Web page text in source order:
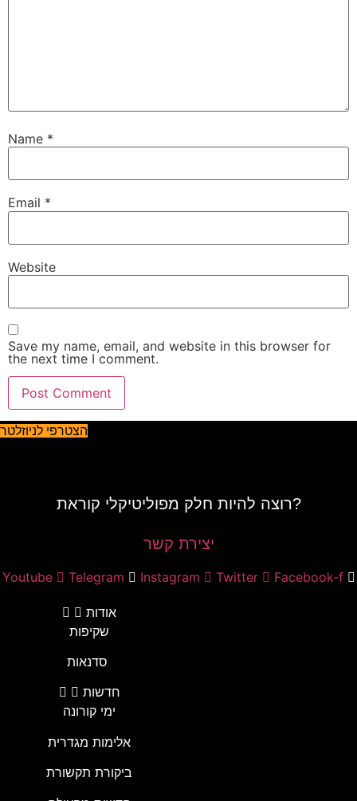
Name *
Email *
Website
Save my name, email, and website in this browser for
the next time I comment.
הצטרפי לניוזלטר
רוצה להיות חלק מפוליטיקלי קוראת?
יצירת קשר
Youtube Telegram Instagram Twitter Facebook-f
אודות
שקיפות
סדנאות
חדשות
ימי קורונה
אלימות מגדרית
ביקורת תקשורת